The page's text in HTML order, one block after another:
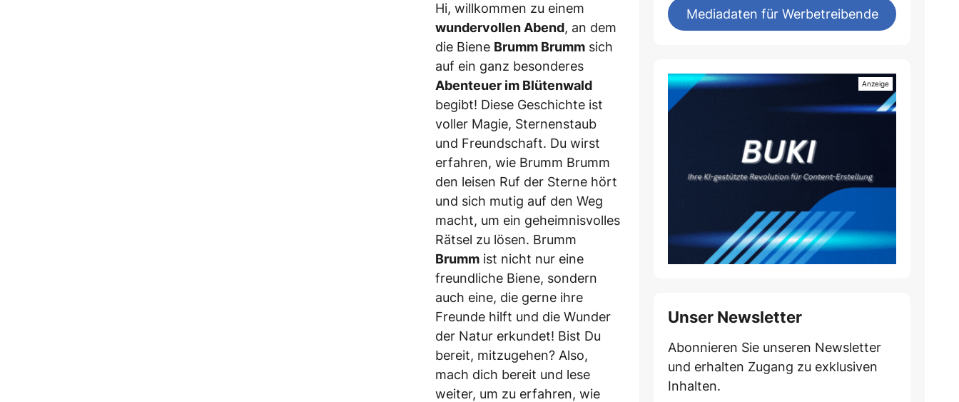
Hi, willkommen zu einem
wundervollen Abend, an dem
die Biene Brumm Brumm sich
auf ein ganz besonderes
Abenteuer im Blütenwald
begibt! Diese Geschichte ist
voller Magie, Sternenstaub
und Freundschaft. Du wirst
erfahren, wie Brumm Brumm
den leisen Ruf der Sterne hört
und sich mutig auf den Weg
macht, um ein geheimnisvolles
Rätsel zu lösen. Brumm
Brumm ist nicht nur eine
freundliche Biene, sondern
auch eine, die gerne ihre
Freunde hilft und die Wunder
der Natur erkundet! Bist Du
bereit, mitzugehen? Also,
mach dich bereit und lese
weiter, um zu erfahren, wie
Mediadaten für Werbetreibende
Unser Newsletter
Abonnieren Sie unseren Newsletter
und erhalten Zugang zu exklusiven
Inhalten.